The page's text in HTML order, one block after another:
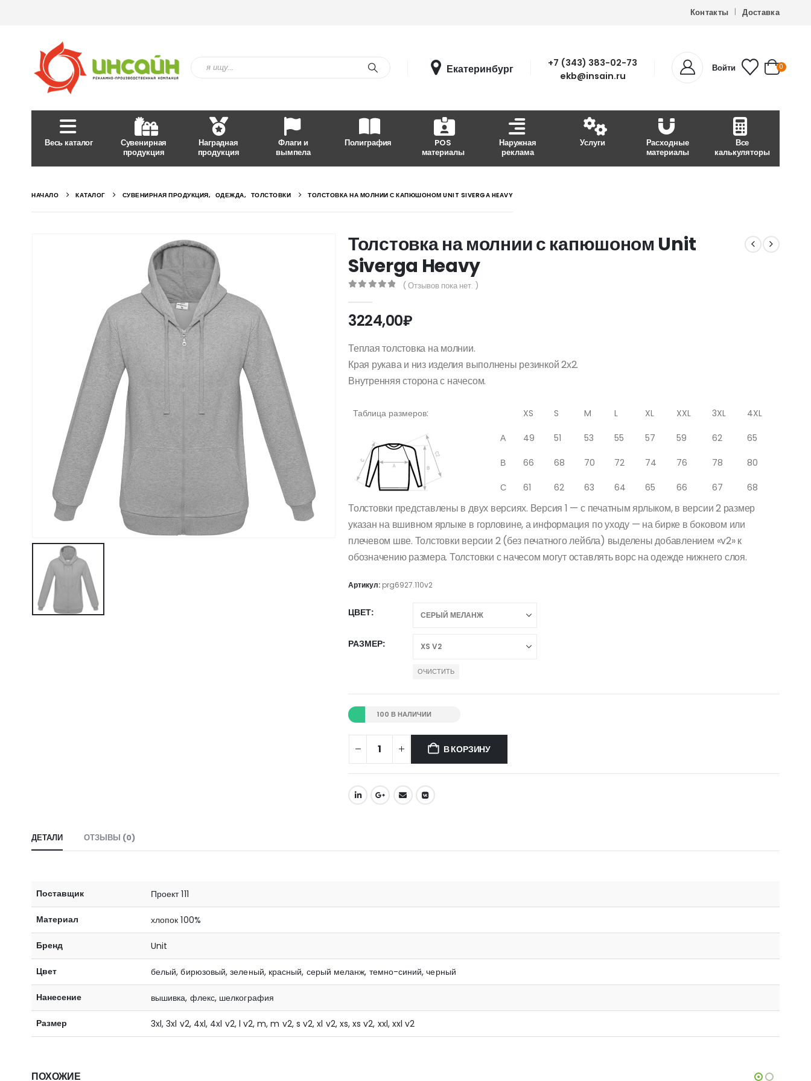
Контакты Доставка
Екатеринбург
+7 (343) 383-02-73
ekb@insain.ru
Войти 0
Весь каталог
Сувенирная
продукция
Наградная
продукция
Флаги и
вымпела
Полиграфия
POS
материалы
Наружная
реклама
Услуги
Расходные
материалы
Все
калькуляторы
НАЧАЛО КАТАЛОГ СУВЕНИРНАЯ ПРОДУКЦИЯ, ОДЕЖДА, ТОЛСТОВКИ ТОЛСТОВКА НА МОЛНИИ С КАПЮШОНОМ UNIT SIVERGA HEAVY
Толстовка на молнии с капюшоном Unit
Siverga Heavy
( Отзывов пока нет. )
3224,00₽
Теплая толстовка на молнии.
Края рукава и низ изделия выполнены резинкой 2х2.
Внутренняя сторона с начесом.
Таблица размеров: XS S M L XL XXL 3XL 4XL
А 49 51 53 55 57 59 62 65
В 66 68 70 72 74 76 78 80
С 61 62 63 64 65 66 67 68
Толстовки представлены в двух версиях. Версия 1 — с печатным ярлыком, в версии 2 размер
указан на вшивном ярлыке в горловине, а информация по уходу — на бирке в боковом или
плечевом шве. Толстовки версии 2 (без печатного лейбла) выделены добавлением «v2» к
обозначению размера. Толстовки с начесом могут оставлять ворс на одежде нижнего слоя.
Артикул: prg6927.110v2
ЦВЕТ
РАЗМЕР
ОЧИСТИТЬ
100 В НАЛИЧИИ
В КОРЗИНУ
ДЕТАЛИ ОТЗЫВЫ (0)
Поставщик Проект 111
Материал хлопок 100%
Бренд Unit
Цвет белый, бирюзовый, зеленый, красный, серый меланж, темно-синий, черный
Нанесение вышивка, флекс, шелкография
Размер 3xl, 3xl v2, 4xl, 4xl v2, l v2, m, m v2, s v2, xl v2, xs, xs v2, xxl, xxl v2
ПОХОЖИЕ